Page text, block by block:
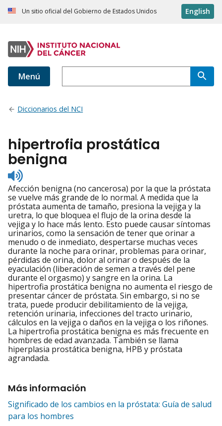
Un sitio oficial del Gobierno de Estados Unidos English
Menú
Diccionarios del NCI
hipertrofia prostática
benigna
Listen
to
pronunciation
Afección benigna (no cancerosa) por la que la próstata
se vuelve más grande de lo normal. A medida que la
próstata aumenta de tamaño, presiona la vejiga y la
uretra, lo que bloquea el flujo de la orina desde la
vejiga y lo hace más lento. Esto puede causar síntomas
urinarios, como la sensación de tener que orinar a
menudo o de inmediato, despertarse muchas veces
durante la noche para orinar, problemas para orinar,
pérdidas de orina, dolor al orinar o después de la
eyaculación (liberación de semen a través del pene
durante el orgasmo) y sangre en la orina. La
hipertrofia prostática benigna no aumenta el riesgo de
presentar cáncer de próstata. Sin embargo, si no se
trata, puede producir debilitamiento de la vejiga,
retención urinaria, infecciones del tracto urinario,
cálculos en la vejiga o daños en la vejiga o los riñones.
La hipertrofia prostática benigna es más frecuente en
hombres de edad avanzada. También se llama
hiperplasia prostática benigna, HPB y próstata
agrandada.
Más información
Significado de los cambios en la próstata: Guía de salud
para los hombres